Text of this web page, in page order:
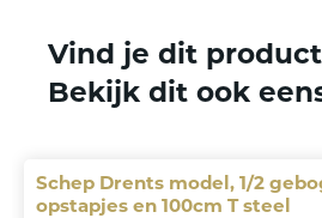
Vind je dit
Bekijk dit ook
Schep Drents model, 1/2
opstapjes en 100cm T steel